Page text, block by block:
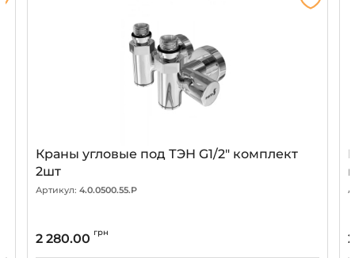
Краны угловые под ТЭН G1/2" комплект
2шт
Артикул: 4.0.0500.55.P
2 280.00 грн